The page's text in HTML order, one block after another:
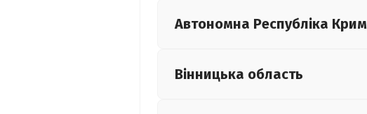
Автономна Республіка Крим
Вінницька область